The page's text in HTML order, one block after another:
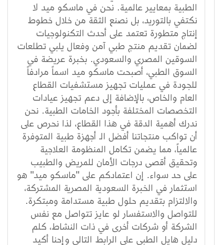
الطبية بمعايير عالمية. نحن في ماسكو ميد لا
نكتفي بالتوريد، بل نصنع الثقة من خلال خطوط
إنتاج متطورة تعتمد على أحدث التكنولوجيات
لضمان تقديم منتج طبي آمن وفعال يلبي تطلعات
السوقين المصري والسعودي. بخبرة عريضة في
السوق الطبي، أصبحت ماسكو ميد اسماً مرادفاً
للجودة في عمليات تجهيز مستشفيات القطاع
العام والخاص، بالإضافة إلى دعم تجهيز عيادات
التخصصات المختلفة بأجود الخامات الطبية. نحن
ندرك أهمية الدقة في هذا القطاع، لذا نحرص على
أن تواكب منتجاتنا أفضل الـ أجهزة طبية المتوفرة
عالمياً، مما يضمن تكامل المنظومة العلاجية
وتحقيق أقصى درجات الأمان للمريض والطبيب
على حد سواء. إن اعتمادكم على "ماسكو ميد" هو
استثمار في الخبرة السعودية المصرية المشتركة،
والالتزام بتقديم حلول طبية مستدامة ومبتكرة.
للتواصل والاستفسار لو عايز تتواصل مع نفس
الشركة أو شركات أخرى في ذات النشاط، كلم
دليل هايل الطبي على الرابط التالي وإحنا أكيد